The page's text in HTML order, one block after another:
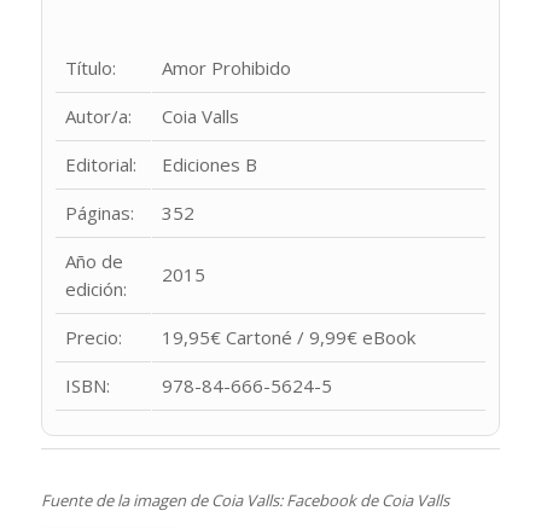
Título:
Amor Prohibido
Autor/a:
Coia Valls
Editorial:
Ediciones B
Páginas:
352
Año de
edición:
2015
Precio:
19,95€ Cartoné / 9,99€ eBook
ISBN:
978-84-666-5624-5
Fuente de la imagen de Coia Valls: Facebook de Coia Valls